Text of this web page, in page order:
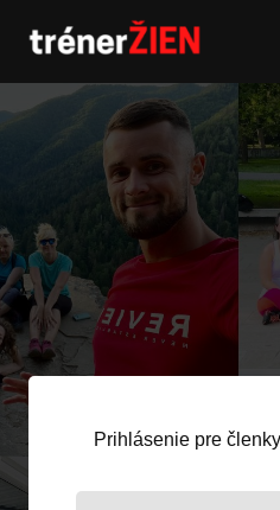
Prihlásenie pre